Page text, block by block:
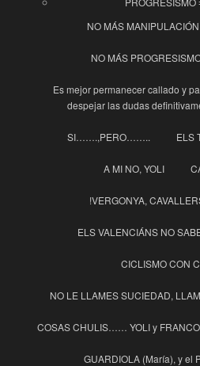
NO MÁS
NO MÁS
Es mejor permanecer callado y
despejar las dudas
SI…….,PERO…….. ELS
A MI NO, YOLI
!VERGONYA,
ELS VALENCIÁNS NO
CICLISMO CON
NO LE LLAMES SUCIEDAD,
COSAS CHULIS…… YOLI y FRANCO
GUARDIOLA (María), y el